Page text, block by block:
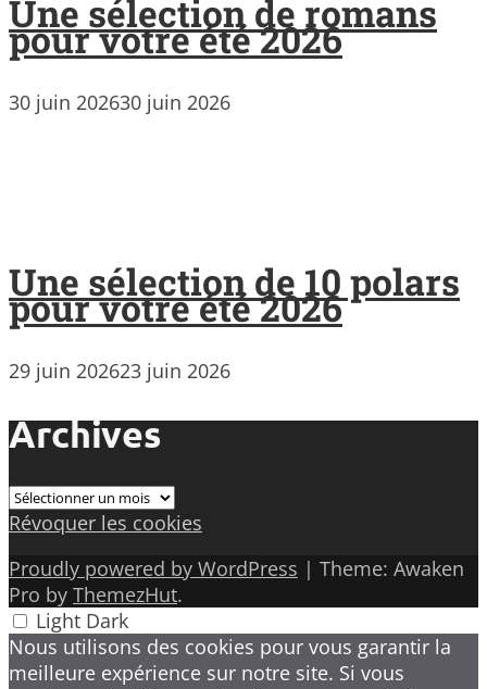
Une sélection de romans
pour votre été 2026
30 juin 202630 juin 2026
Une sélection de 10 polars
pour votre été 2026
29 juin 202623 juin 2026
Archives
Archives
Révoquer les cookies
Proudly powered by WordPress | Theme: Awaken
Pro by ThemezHut.
Light Dark
Nous utilisons des cookies pour vous garantir la
meilleure expérience sur notre site. Si vous